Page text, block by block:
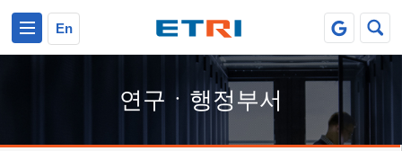
En
연구ㆍ행정부서